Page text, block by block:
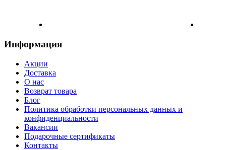
Информация
Акции
Доставка
О нас
Возврат товара
Блог
Политика обработки персональных данных и
конфиденциальности
Вакансии
Подарочные сертификаты
Контакты